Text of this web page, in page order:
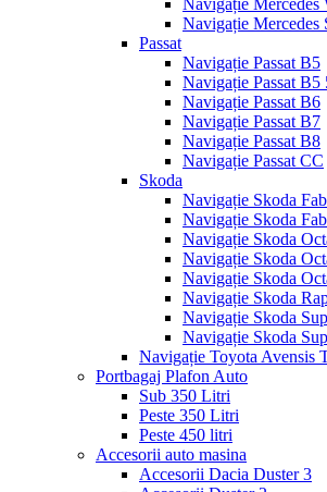
Navigație Mercedes
Navigație Mercedes
Passat
Navigație Passat B5
Navigație Passat B5
Navigație Passat B6
Navigație Passat B7
Navigație Passat B8
Navigație Passat CC
Skoda
Navigație Skoda
Navigație Skoda
Navigație Skoda
Navigație Skoda
Navigație Skoda
Navigație Skoda
Navigație Skoda
Navigație Skoda
Navigație Toyota Avensis
Portbagaj Plafon Auto
Sub 350 Litri
Peste 350 Litri
Peste 450 litri
Accesorii auto masina
Accesorii Dacia Duster 3